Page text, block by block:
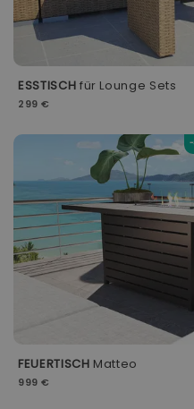
ESSTISCH für Lounge Sets
299 €
FEUERTISCH Matteo
999 €